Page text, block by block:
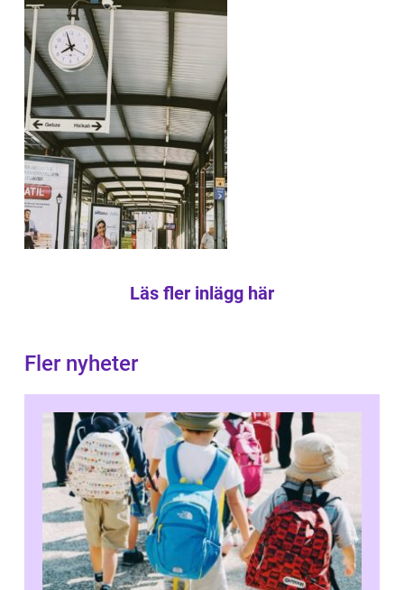
Läs fler inlägg här
Fler nyheter